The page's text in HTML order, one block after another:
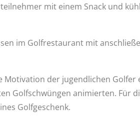
mit einem Snack und
im Golfrestaurant mit
Motivation der jugendlichen Golfer
Golfschwüngen animierten. Für
Golfgeschenk.